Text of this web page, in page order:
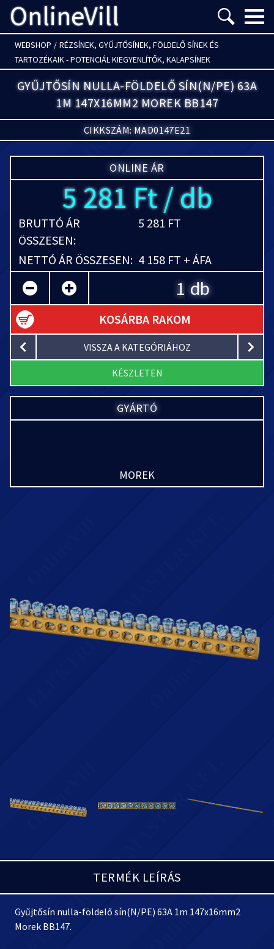
OnlineVill Menü
WEBSHOP / RÉZSÍNEK, GYŰJTŐSÍNEK, FÖLDELŐ SÍNEK ÉS
TARTOZÉKAIK - POTENCIÁL KIEGYENLÍTŐK, KALAPSÍNEK
GYŰJTŐSÍN NULLA-FÖLDELŐ SÍN(N/PE) 63A
1M 147X16MM2 MOREK BB147
CIKKSZÁM: MAD0147E21
ONLINE ÁR
5 281 Ft / db
BRUTTÓ ÁR
ÖSSZESEN:
5 281 FT
NETTÓ ÁR ÖSSZESEN: 4 158 FT + ÁFA
db
KOSÁRBA RAKOM
VISSZA A KATEGÓRIÁHOZ
KÉSZLETEN
GYÁRTÓ
MOREK
TERMÉK LEÍRÁS
Gyűjtősín nulla-földelő sín(N/PE) 63A 1m 147x16mm2
Morek BB147.